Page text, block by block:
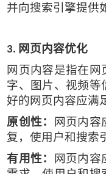
并向搜索引擎提供
3. 网页内容优化
网页内容是指在
字、图片、视频等
好的网页内容应满
原创性：
网页内容
复，使用户和搜索
有用性：
网页内容